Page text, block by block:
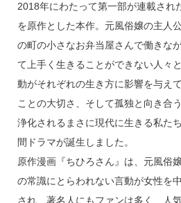
2018年にわたって第一部が連載され
を原作とした本作。元風俗嬢の主人
の町の小さなお弁当屋さんで働きな
て上手く生きることができない人々
動がそれぞれの生き方に影響を与え
ことの大切さ、そして孤独と向き合
浄化されるまさに現代に生きる私た
間ドラマが誕生しました。
原作漫画『ちひろさん』は、元風俗
の常識にとらわれない言動が女性を
され、著名人にもファンは多く、人